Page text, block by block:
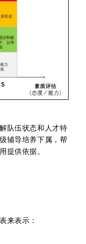
队伍状态和人才特
辅导培养下属，帮
提供依据。
来表示：